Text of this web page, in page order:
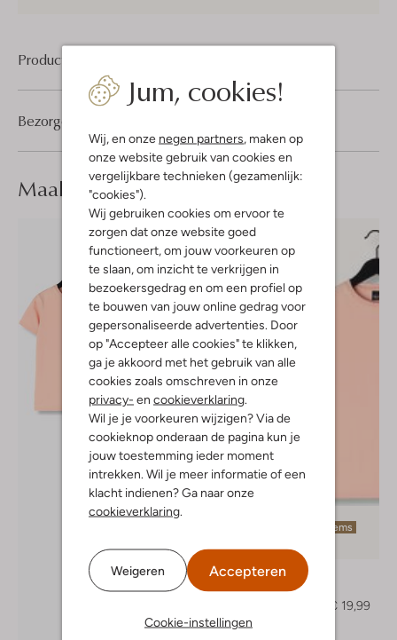
Jum, cookies!
Wij, en onze negen partners, maken op
onze website gebruik van cookies en
vergelijkbare technieken (gezamenlijk:
"cookies").
Wij gebruiken cookies om ervoor te
zorgen dat onze website goed
functioneert, om jouw voorkeuren op
te slaan, om inzicht te verkrijgen in
bezoekersgedrag en om een profiel op
te bouwen van jouw online gedrag voor
gepersonaliseerde advertenties. Door
op "Accepteer alle cookies" te klikken,
ga je akkoord met het gebruik van alle
cookies zoals omschreven in onze
privacy- en cookieverklaring.
Wil je je voorkeuren wijzigen? Via de
cookieknop onderaan de pagina kun je
jouw toestemming ieder moment
intrekken. Wil je meer informatie of een
klacht indienen? Ga naar onze
cookieverklaring.
Weigeren Accepteren
Cookie-instellingen
Product informatie
Bezorgen & retourneren
Maak jelook compleet
Laatste items
-50%
Rellix
T-shirt
€ 19,99